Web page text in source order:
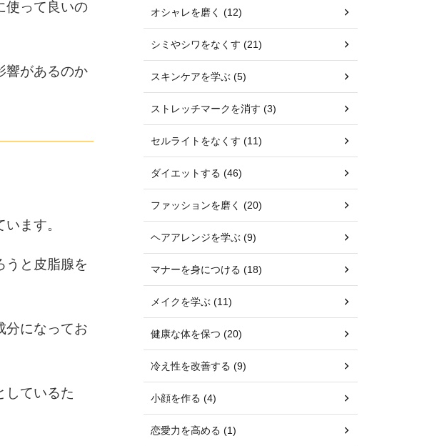
使って良いの
響があるのか
ます。
うと皮脂腺を
分になってお
しているた
オシャレを磨く (12)
シミやシワをなくす (21)
スキンケアを学ぶ (5)
ストレッチマークを消す (3)
セルライトをなくす (11)
ダイエットする (46)
ファッションを磨く (20)
ヘアアレンジを学ぶ (9)
マナーを身につける (18)
メイクを学ぶ (11)
健康な体を保つ (20)
冷え性を改善する (9)
小顔を作る (4)
恋愛力を高める (1)